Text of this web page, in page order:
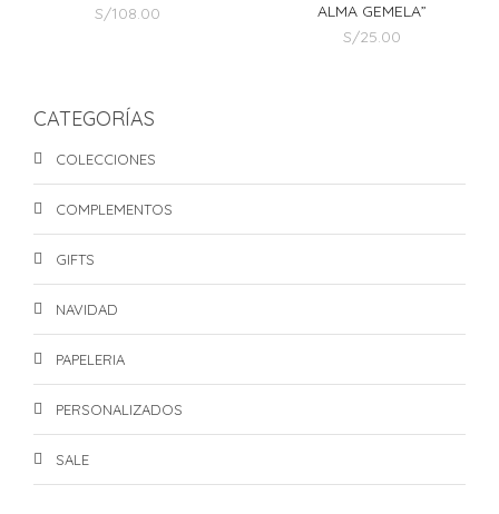
S/108.00
ALMA GEMELA”
S/25.00
CATEGORÍAS
COLECCIONES
COMPLEMENTOS
GIFTS
NAVIDAD
PAPELERIA
PERSONALIZADOS
SALE